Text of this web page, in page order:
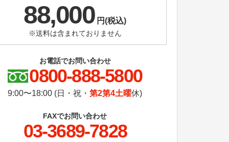
88,000円(税込)
※送料は含まれておりません
お電話でお問い合わせ
0800-888-5800
9:00〜18:00 (日・祝・第2第4土曜休)
FAXでお問い合わせ
03-3689-7828